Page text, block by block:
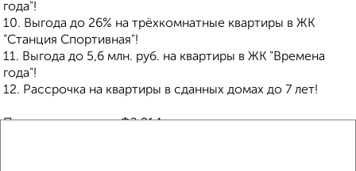
года"!
10. Выгода до 26% на трёхкомнатные квартиры в ЖК
"Станция Спортивная"!
11. Выгода до 5,6 млн. руб. на квартиры в ЖК "Времена
года"!
12. Рассрочка на квартиры в сданных домах до 7 лет!
Покупка защищена ФЗ 214 с использованием эскроу